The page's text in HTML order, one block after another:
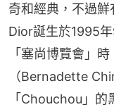
奇和經典，不過
Dior誕生於1995
「塞尚博覽會」
（Bernadette
「Chouchou」